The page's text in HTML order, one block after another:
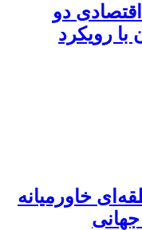
دو
رویکرد
خاورمیانه